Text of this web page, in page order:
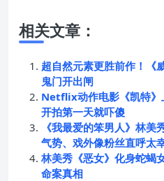
相关文章：
超自然元素更胜前作！《
鬼门开出闸
Netflix动作电影《凯特》
开拍第一天就吓傻
《我最爱的笨男人》林
气势、戏外像粉丝直呼太
林美秀《恶女》化身蛇蝎
命案真相